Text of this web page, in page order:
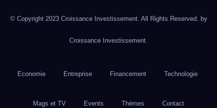
© Copyright 2023 Croissance Investissement. All Rights Reserved. by
Croissance Investissement.
Economie Entreprise Financement Technologie
Mags et TV Events Thèmes Contact